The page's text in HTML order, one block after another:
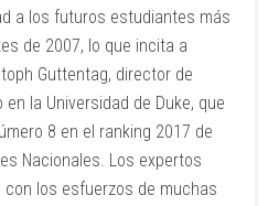
a los futuros estudiantes más
de 2007, lo que incita a
Guttentag, director de
la Universidad de Duke, que
8 en el ranking 2017 de
Nacionales. Los expertos
los esfuerzos de muchas